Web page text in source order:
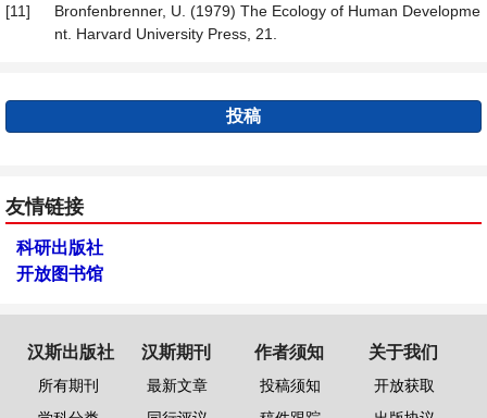
[11]
Bronfenbrenner, U. (1979) The Ecology of Human Developme
nt. Harvard University Press, 21.
投稿
友情链接
科研出版社
开放图书馆
汉斯出版社
所有期刊
汉斯期刊
最新文章
作者须知
投稿须知
关于我们
开放获取